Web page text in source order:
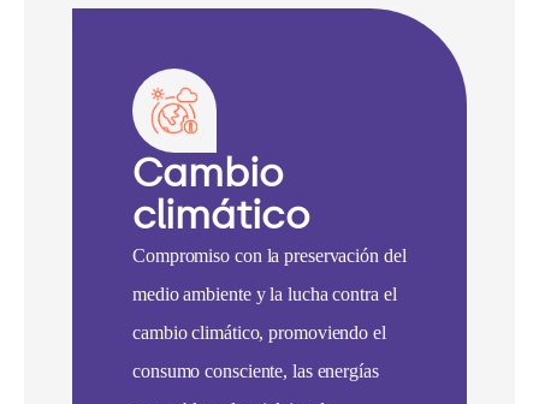
Cambio
climático
Compromiso con la preservación del
medio ambiente y la lucha contra el
cambio climático, promoviendo el
consumo consciente, las energías